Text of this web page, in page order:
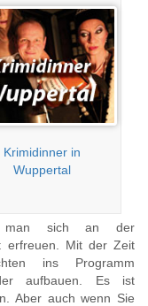
Krimidinner in
Wuppertal
man sich an der
erfreuen. Mit der Zeit
ins Programm
aufbauen. Es ist
Aber auch wenn Sie